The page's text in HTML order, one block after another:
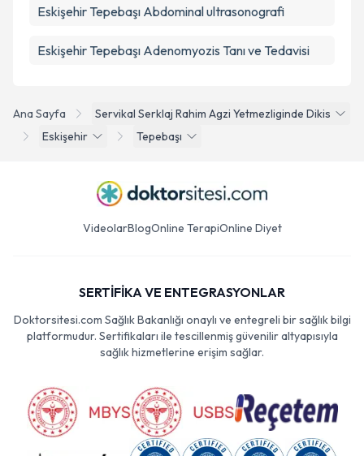
Ana Sayfa
Servikal Serklaj Rahim Agzi Yetmezliginde Dikis
Eskişehir
Tepebaşı
Eskişehir Tepebaşı Abdominal ultrasonografi
Eskişehir Tepebaşı Adenomyozis Tanı ve Tedavisi
VideolarBlogOnline TerapiOnline Diyet
SERTİFİKA VE ENTEGRASYONLAR
Doktorsitesi.com Sağlık Bakanlığı onaylı ve entegreli bir sağlık bilgi
platformudur. Sertifikaları ile tescillenmiş güvenilir altyapısıyla
sağlık hizmetlerine erişim sağlar.